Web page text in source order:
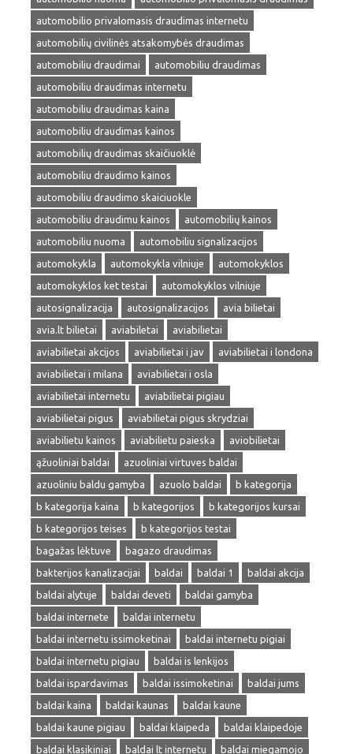
automobilio privalomasis draudimas internetu
automobilių civilinės atsakomybės draudimas
automobiliu draudimai
automobiliu draudimas
automobiliu draudimas internetu
automobiliu draudimas kaina
automobiliu draudimas kainos
automobilių draudimas skaičiuoklė
automobiliu draudimo kainos
automobiliu draudimo skaiciuokle
automobiliu draudimu kainos
automobilių kainos
automobiliu nuoma
automobiliu signalizacijos
automokykla
automokykla vilniuje
automokyklos
automokyklos ket testai
automokyklos vilniuje
autosignalizacija
autosignalizacijos
avia bilietai
avia.lt bilietai
aviabiletai
aviabilietai
aviabilietai akcijos
aviabilietai i jav
aviabilietai i londona
aviabilietai i milana
aviabilietai i osla
aviabilietai internetu
aviabilietai pigiau
aviabilietai pigus
aviabilietai pigus skrydziai
aviabilietu kainos
aviabilietu paieska
aviobilietai
ąžuoliniai baldai
azuoliniai virtuves baldai
azuoliniu baldu gamyba
azuolo baldai
b kategorija
b kategorija kaina
b kategorijos
b kategorijos kursai
b kategorijos teises
b kategorijos testai
bagažas lėktuve
bagazo draudimas
bakterijos kanalizacijai
baldai baldai 1
baldai akcija
baldai alytuje
baldai deveti
baldai gamyba
baldai internete
baldai internetu
baldai internetu issimoketinai
baldai internetu pigiai
baldai internetu pigiau
baldai is lenkijos
baldai ispardavimas
baldai issimoketinai
baldai jums
baldai kaina
baldai kaunas
baldai kaune
baldai kaune pigiau
baldai klaipeda
baldai klaipedoje
baldai klasikiniai
baldai lt internetu
baldai miegamojo